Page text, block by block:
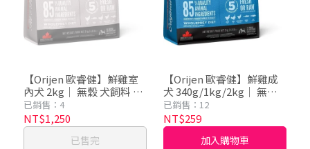
【Orijen 歐睿健】鮮雞室
內犬 2kg｜ 無穀 犬飼料 狗
飼料 犬糧
已銷售：4
NT$1,250
已售完
【Orijen 歐睿健】鮮雞成
犬 340g/1kg/2kg｜ 無穀
犬飼料 狗飼料 犬糧
已銷售：12
NT$259
加入購物車